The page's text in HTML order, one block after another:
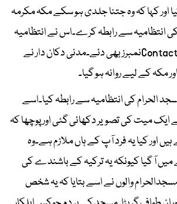
اور کہا کہ وہ جتنا جلدی ہو سکے مکہ مکرمہ
انتظامیہ سے رابطہ کرے۔اس نے انتظامیہ
کے دو افراد کے نام اور Contactنمبرز بھی دئے۔مدنی دکان دار نے
مکہ کے لیے روانہ ہو گیا۔
الحرام کی انتظامیہ سے رابطہ کیا۔اسے
ایک میت کی تصویر دکھائی گئی اور پوچھا کہ
اور کیا یہ فرد آپ کے ہاں ملازم ہے۔وہ
آ گیا کیونکہ یہ ترکیہ کے باشندے کی
والوں نے اسے بتایا کہ یہ شخص